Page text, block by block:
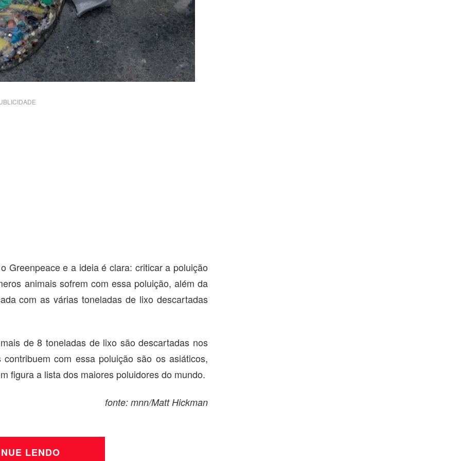
Greenpeace e a ideia é clara: criticar a poluição
animais sofrem com essa poluição, além da
com as várias toneladas de lixo descartadas
de 8 toneladas de lixo são descartadas nos
com essa poluição são os asiáticos,
figura a lista dos maiores poluidores do mundo.
fonte: mnn/Matt Hickman
LENDO